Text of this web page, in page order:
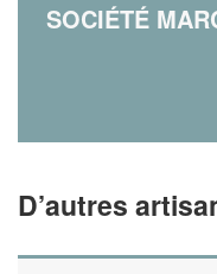
SOCIÉTÉ
D’autres